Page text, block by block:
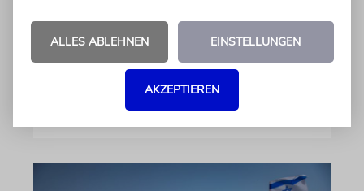
gewandt. Wir dokumentieren das Schreiben
im Wortlaut
von Felix Schotland
07.08.2026
ALLES ABLEHNEN EINSTELLUNGEN
AKZEPTIEREN